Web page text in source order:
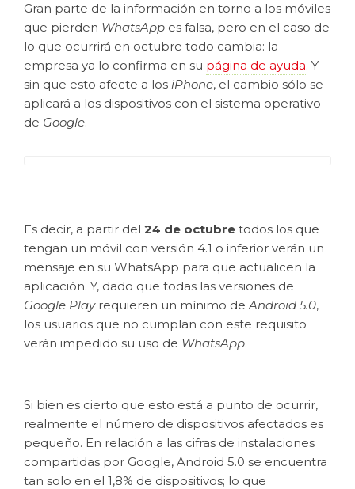
Gran parte de la información en torno a los móviles
que pierden WhatsApp es falsa, pero en el caso de
lo que ocurrirá en octubre todo cambia: la
empresa ya lo confirma en su página de ayuda. Y
sin que esto afecte a los iPhone, el cambio sólo se
aplicará a los dispositivos con el sistema operativo
de Google.
Es decir, a partir del 24 de octubre todos los que
tengan un móvil con versión 4.1 o inferior verán un
mensaje en su WhatsApp para que actualicen la
aplicación. Y, dado que todas las versiones de
Google Playrequieren un mínimo deAndroid 5.0,
los usuarios que no cumplan con este requisito
verán impedido su uso de WhatsApp.
Si bien es cierto que esto está a punto de ocurrir,
realmente el número de dispositivos afectados es
pequeño. En relación a las cifras de instalaciones
compartidas por Google, Android 5.0 se encuentra
tan solo en el 1,8% de dispositivos; lo que